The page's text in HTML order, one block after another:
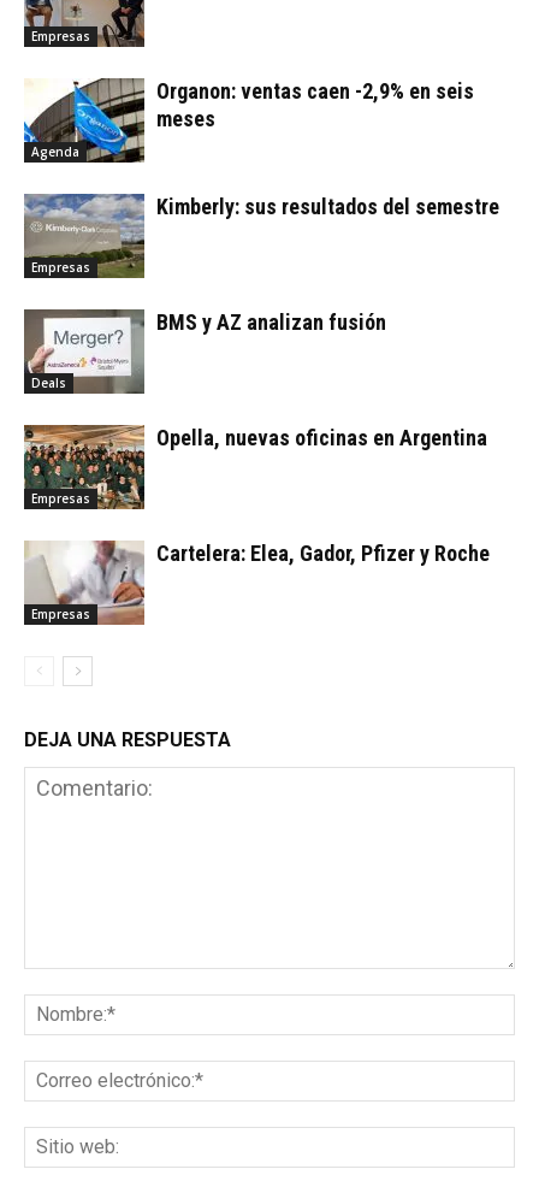
Empresas
Agenda
Organon: ventas caen -2,9% en seis
meses
Empresas
Kimberly: sus resultados del semestre
Deals
BMS y AZ analizan fusión
Empresas
Opella, nuevas oficinas en Argentina
Empresas
Cartelera: Elea, Gador, Pfizer y Roche
DEJA UNA RESPUESTA